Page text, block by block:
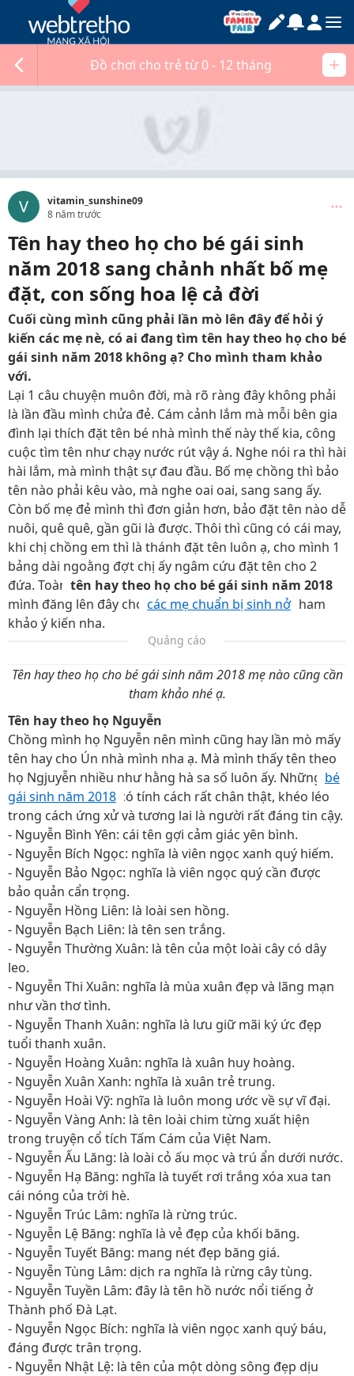
Đồ chơi cho trẻ từ 0 - 12 tháng
V
vitamin_sunshine09
8 năm trước
Tên hay theo họ cho bé gái sinh
năm 2018 sang chảnh nhất bố mẹ
đặt, con sống hoa lệ cả đời
Cuối cùng mình cũng phải lần mò lên đây để hỏi ý
kiến các mẹ nè, có ai đang tìm tên hay theo họ cho bé
gái sinh năm 2018 không ạ? Cho mình tham khảo
với.
Lại 1 câu chuyện muôn đời, mà rõ ràng đây không phải
là lần đầu mình chửa đẻ. Cám cảnh lắm mà mỗi bên gia
đình lại thích đặt tên bé nhà mình thế này thế kia, công
cuộc tìm tên như chạy nước rút vậy á. Nghe nói ra thì hài
hài lắm, mà mình thật sự đau đầu. Bố mẹ chồng thì bảo
tên nào phải kêu vào, mà nghe oai oai, sang sang ấy.
Còn bố mẹ đẻ mình thì đơn giản hơn, bảo đặt tên nào dễ
nuôi, quê quê, gần gũi là được. Thôi thì cũng có cái may,
khi chị chồng em thì là thánh đặt tên luôn ạ, cho mình 1
bảng dài ngoằng đợt chị ấy ngâm cứu đặt tên cho 2
đứa. Toàn tên hay theo họ cho bé gái sinh năm 2018
mình đăng lên đây cho các mẹ chuẩn bị sinh nởtham
khảo ý kiến nha.
Quảng cáo
Tên hay theo họ cho bé gái sinh năm 2018 mẹ nào cũng cần
tham khảo nhé ạ.
Tên hay theo họ Nguyễn
Chồng mình họ Nguyễn nên mình cũng hay lần mò mấy
tên hay cho Ún nhà mình nha ạ. Mà mình thấy tên theo
họ Ngjuyễn nhiều như hằng hà sa số luôn ấy. Những bé
gái sinh năm 2018 có tính cách rất chân thật, khéo léo
trong cách ứng xử và tương lai là người rất đáng tin cậy.
- Nguyễn Bình Yên: cái tên gợi cảm giác yên bình.
- Nguyễn Bích Ngọc: nghĩa là viên ngọc xanh quý hiếm.
- Nguyễn Bảo Ngọc: nghĩa là viên ngọc quý cần được
bảo quản cẩn trọng.
- Nguyễn Hồng Liên: là loài sen hồng.
- Nguyễn Bạch Liên: là tên sen trắng.
- Nguyễn Thường Xuân: là tên của một loài cây có dây
leo.
- Nguyễn Thi Xuân: nghĩa là mùa xuân đẹp và lãng mạn
như vần thơ tình.
- Nguyễn Thanh Xuân: nghĩa là lưu giữ mãi ký ức đẹp
tuổi thanh xuân.
- Nguyễn Hoàng Xuân: nghĩa là xuân huy hoàng.
- Nguyễn Xuân Xanh: nghĩa là xuân trẻ trung.
- Nguyễn Hoài Vỹ: nghĩa là luôn mong ước về sự vĩ đại.
- Nguyễn Vàng Anh: là tên loài chim từng xuất hiện
trong truyện cổ tích Tấm Cám của Việt Nam.
- Nguyễn Ấu Lăng: là loài cỏ ấu mọc và trú ẩn dưới nước.
- Nguyễn Hạ Băng: nghĩa là tuyết rơi trắng xóa xua tan
cái nóng của trời hè.
- Nguyễn Trúc Lâm: nghĩa là rừng trúc.
- Nguyễn Lệ Băng: nghĩa là vẻ đẹp của khối băng.
- Nguyễn Tuyết Băng: mang nét đẹp băng giá.
- Nguyễn Tùng Lâm: dịch ra nghĩa là rừng cây tùng.
- Nguyễn Tuyền Lâm: đây là tên hồ nước nổi tiếng ở
Thành phố Đà Lạt.
- Nguyễn Ngọc Bích: nghĩa là viên ngọc xanh quý báu,
đáng được trân trọng.
- Nguyễn Nhật Lệ: là tên của một dòng sông đẹp dịu